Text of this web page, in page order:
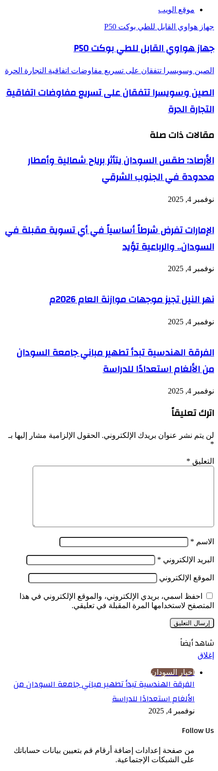
موقع الويب
جهاز هواوي القابل للطي بوكت P50
جهاز هواوي القابل للطي بوكت P50
الصين وسويسرا تتفقان على تسريع مفاوضات اتفاقية التجارة الحرة
الصين وسويسرا تتفقان على تسريع مفاوضات اتفاقية
التجارة الحرة
مقالات ذات صلة
الأرصاد: طقس السودان يتأثر برياح شمالية وأمطار
محدودة في الجنوب الشرقي
نوفمبر 4, 2025
الإمارات تفرض شرطاً أساسياً في أي تسوية مقبلة في
السودان.. والرباعية تؤيد
نوفمبر 4, 2025
نهر النيل تجيز موجهات موازنة العام 2026م
نوفمبر 4, 2025
الفرقة الهندسية تبدأ تطهير مباني جامعة السودان
من الألغام استعدادًا للدراسة
نوفمبر 4, 2025
اترك تعليقاً
لن يتم نشر عنوان بريدك الإلكتروني. الحقول الإلزامية مشار إليها بـ
*
التعليق *
الاسم *
البريد الإلكتروني *
الموقع الإلكتروني
احفظ اسمي، بريدي الإلكتروني، والموقع الإلكتروني في هذا
المتصفح لاستخدامها المرة المقبلة في تعليقي.
شاهد أيضاً
إغلاق
اخبار السودان
الفرقة الهندسية تبدأ تطهير مباني جامعة السودان من
الألغام استعدادًا للدراسة
نوفمبر 4, 2025
Follow Us
من صفحة إعدادات إضافة أرقام قم بتعيين بيانات حساباتك
على الشبكات الإجتماعية.